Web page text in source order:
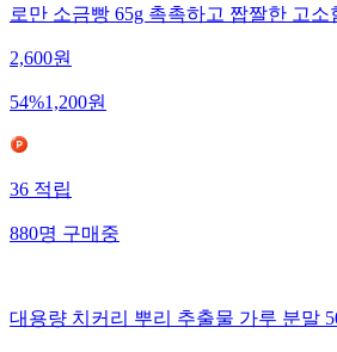
로만 소금빵 65g 촉촉하고 짭짤한 고소
2,600원
54%1,200원
36 적립
880명 구매중
대용량 치커리 뿌리 추출물 가루 분말